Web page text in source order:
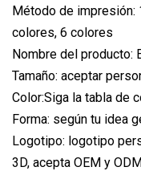
Método de impresión:
colores, 6 colores
Nombre del producto:
Tamaño: aceptar
Color:Siga la tabla de
Forma: según tu idea
Logotipo: logotipo
3D, acepta OEM y